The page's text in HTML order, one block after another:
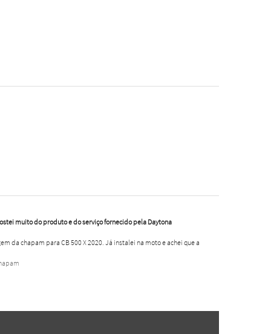
muito do produto e do serviço fornecido pela Daytona
da chapam para CB 500 X 2020. Já instalei na moto e achei que a